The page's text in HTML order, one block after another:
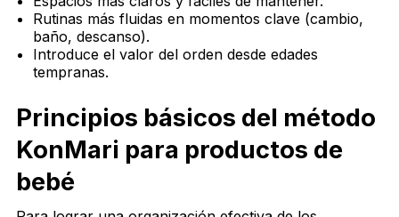
Rutinas más fluidas en momentos clave (cambio,
baño, descanso).
Introduce el valor del orden desde edades
tempranas.
Principios básicos del método
KonMari para productos de
bebé